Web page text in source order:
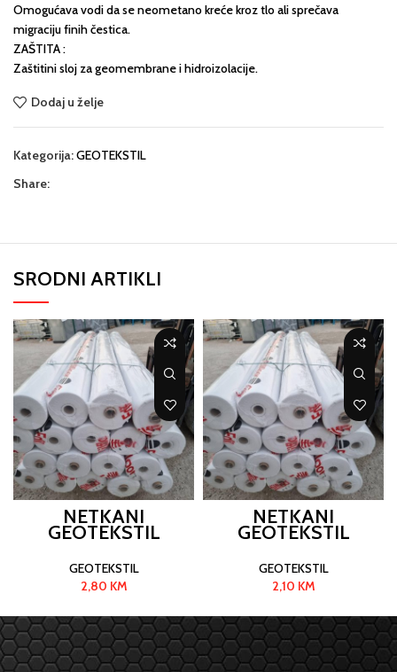
Omogućava vodi da se neometano kreće kroz tlo ali sprečava
migraciju finih čestica.
ZAŠTITA :
Zaštitini sloj za geomembrane i hidroizolacije.
Dodaj u želje
Kategorija:GEOTEKSTIL
Share:
SRODNI ARTIKLI
NETKANI
GEOTEKSTIL
GR / M2
GEOTEKSTIL
2,80 KM
NETKANI
GEOTEKSTIL
GR / M2
GEOTEKSTIL
2,10 KM